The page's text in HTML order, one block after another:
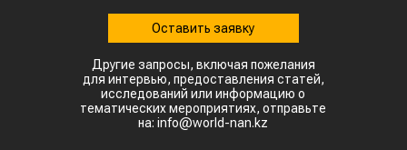
Оставить заявку
Другие запросы, включая пожелания
для интервью, предоставления статей,
исследований или информацию о
тематических мероприятиях, отправьте
на: info@world-nan.kz